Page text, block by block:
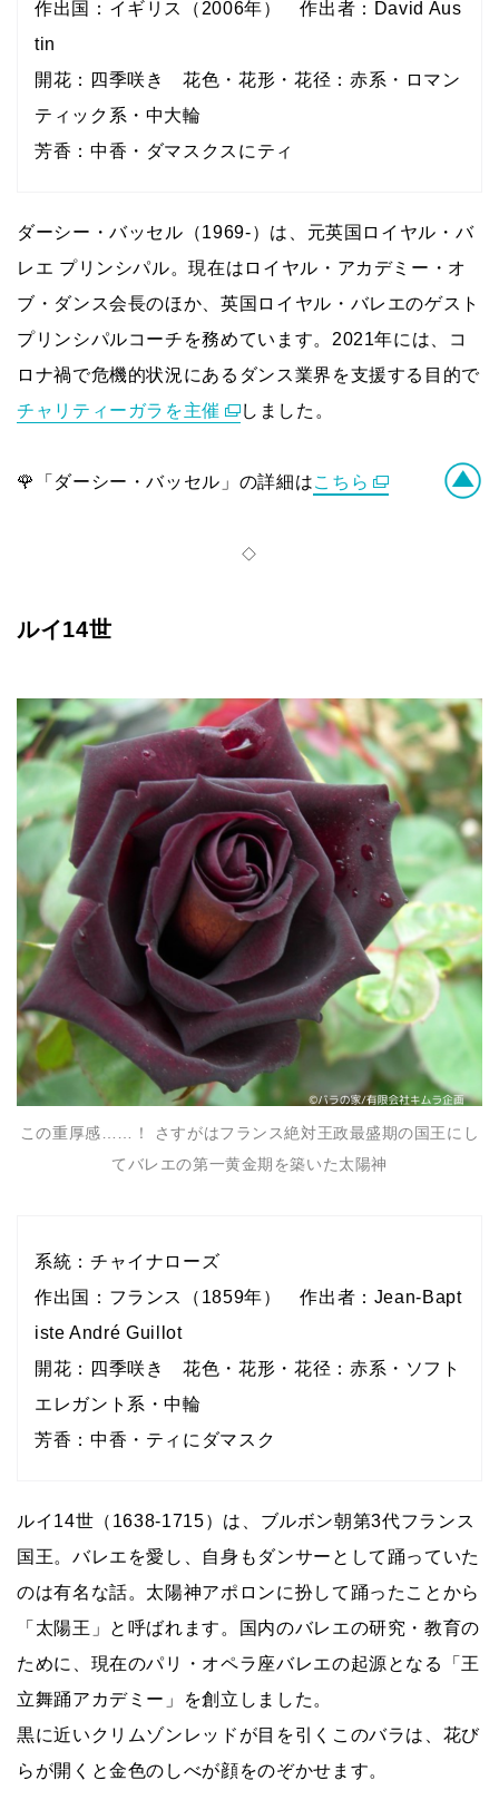
作出国：イギリス（2006年） 作出者：David Aus
tin
開花：四季咲き 花色・花形・花径：赤系・ロマン
ティック系・中大輪
芳香：中香・ダマスクスにティ
ダーシー・バッセル（1969-）は、元英国ロイヤル・バ
レエ プリンシパル。現在はロイヤル・アカデミー・オ
ブ・ダンス会長のほか、英国ロイヤル・バレエのゲスト
プリンシパルコーチを務めています。2021年には、コ
ロナ禍で危機的状況にあるダンス業界を支援する目的で
チャリティーガラを主催
しました。
🌹「ダーシー・バッセル」の詳細はこちら
◇
ルイ14世
この重厚感……！ さすがはフランス絶対王政最盛期の国王にし
てバレエの第一黄金期を築いた太陽神
系統：チャイナローズ
作出国：フランス（1859年） 作出者：Jean-Bapt
iste André Guillot
開花：四季咲き 花色・花形・花径：赤系・ソフト
エレガント系・中輪
芳香：中香・ティにダマスク
ルイ14世（1638-1715）は、ブルボン朝第3代フランス
国王。バレエを愛し、自身もダンサーとして踊っていた
のは有名な話。太陽神アポロンに扮して踊ったことから
「太陽王」と呼ばれます。国内のバレエの研究・教育の
ために、現在のパリ・オペラ座バレエの起源となる「王
立舞踊アカデミー」を創立しました。
黒に近いクリムゾンレッドが目を引くこのバラは、花び
らが開くと金色のしべが顔をのぞかせます。